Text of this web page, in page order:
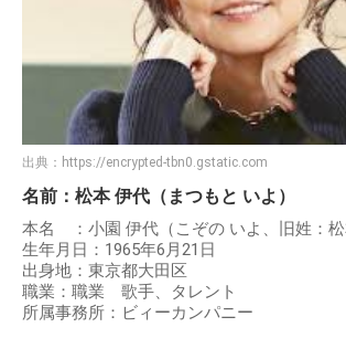
出典： https://encrypted-tbn0.gstatic.com
名前：松本 伊代（まつもと いよ）
本名 ：小園 伊代（こぞの いよ、旧姓：
生年月日：1965年6月21日
出身地：東京都大田区
職業：職業 歌手、タレント
所属事務所：ビィーカンパニー